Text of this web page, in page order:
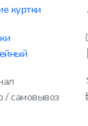
куртки
/ самовывоз